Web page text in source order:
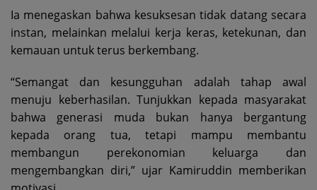
Ia menegaskan bahwa kesuksesan tidak datang secara
instan, melainkan melalui kerja keras, ketekunan, dan
kemauan untuk terus berkembang.
“Semangat dan kesungguhan adalah tahap awal
menuju keberhasilan. Tunjukkan kepada masyarakat
bahwa generasi muda bukan hanya bergantung
kepada orang tua, tetapi mampu membantu
membangun perekonomian keluarga dan
mengembangkan diri,” ujar Kamiruddin memberikan